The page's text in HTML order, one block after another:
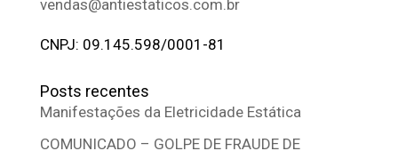
vendas@antiestaticos.com.br
CNPJ: 09.145.598/0001-81
Posts recentes
Manifestações da Eletricidade Estática
COMUNICADO – GOLPE DE FRAUDE DE